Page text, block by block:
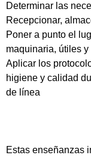
Determinar las
Recepcionar,
Poner a punto el
maquinaria, útiles y
Aplicar los
higiene y calidad
de línea
Estas enseñanzas